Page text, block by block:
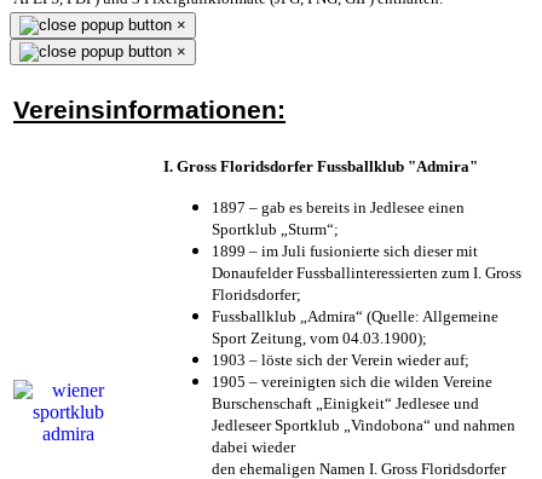
×
×
Vereinsinformationen:
I. Gross Floridsdorfer Fussballklub "Admira"
1897 – gab es bereits in Jedlesee einen
Sportklub „Sturm“;
1899 – im Juli fusionierte sich dieser mit
Donaufelder Fussballinteressierten zum I. Gross
Floridsdorfer;
Fussballklub „Admira“ (Quelle: Allgemeine
Sport Zeitung, vom 04.03.1900);
1903 – löste sich der Verein wieder auf;
1905 – vereinigten sich die wilden Vereine
Burschenschaft „Einigkeit“ Jedlesee und
Jedleseer Sportklub „Vindobona“ und nahmen
dabei wieder
den ehemaligen Namen I. Gross Floridsdorfer